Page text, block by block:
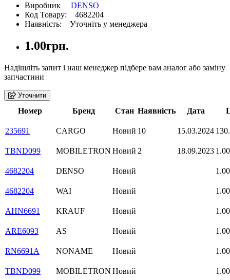
Виробник DENSO
Код Товару: 4682204
Наявність: Уточніть у менеджера
1.00грн.
Надішліть запит і наш менеджер підбере вам аналог або заміну
запчастини
Уточнити
Номер Бренд Стан Наявність Дата
235691 CARGO Новий 10 15.03.2024
TBND099 MOBILETRON Новий 2 18.09.2023
4682204 DENSO Новий
4682204 WAI Новий
AHN6691 KRAUF Новий
ARE6093 AS Новий
RN6691A NONAME Новий
TBND099 MOBILETRON Новий